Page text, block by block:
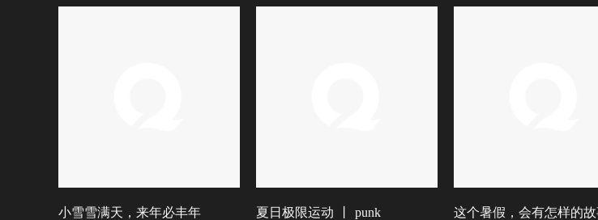
小雪雪满天，来年必丰年 夏日极限运动 丨 punk 这个暑假，会有怎样的